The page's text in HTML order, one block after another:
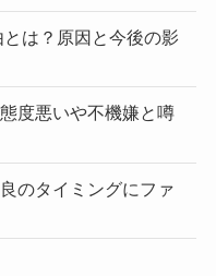
とは？原因と今後の影
度悪いや不機嫌と噂
のタイミングにファ